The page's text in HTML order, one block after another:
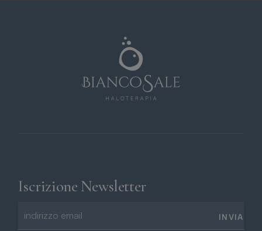
Iscrizione Newsletter
INVIA